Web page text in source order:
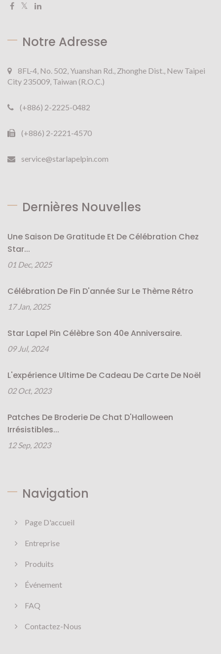
Notre Adresse
8FL-4, No. 502, Yuanshan Rd., Zhonghe Dist., New Taipei
City 235009, Taiwan (R.O.C.)
(+886) 2-2225-0482
(+886) 2-2221-4570
service@starlapelpin.com
Dernières Nouvelles
Une Saison De Gratitude Et De Célébration Chez
Star...
01 Dec, 2025
Célébration De Fin D'année Sur Le Thème Rétro
17 Jan, 2025
Star Lapel Pin Célèbre Son 40e Anniversaire.
09 Jul, 2024
L'expérience Ultime De Cadeau De Carte De Noël
02 Oct, 2023
Patches De Broderie De Chat D'Halloween
Irrésistibles...
12 Sep, 2023
Navigation
Page D'accueil
Entreprise
Produits
Événement
FAQ
Contactez-Nous